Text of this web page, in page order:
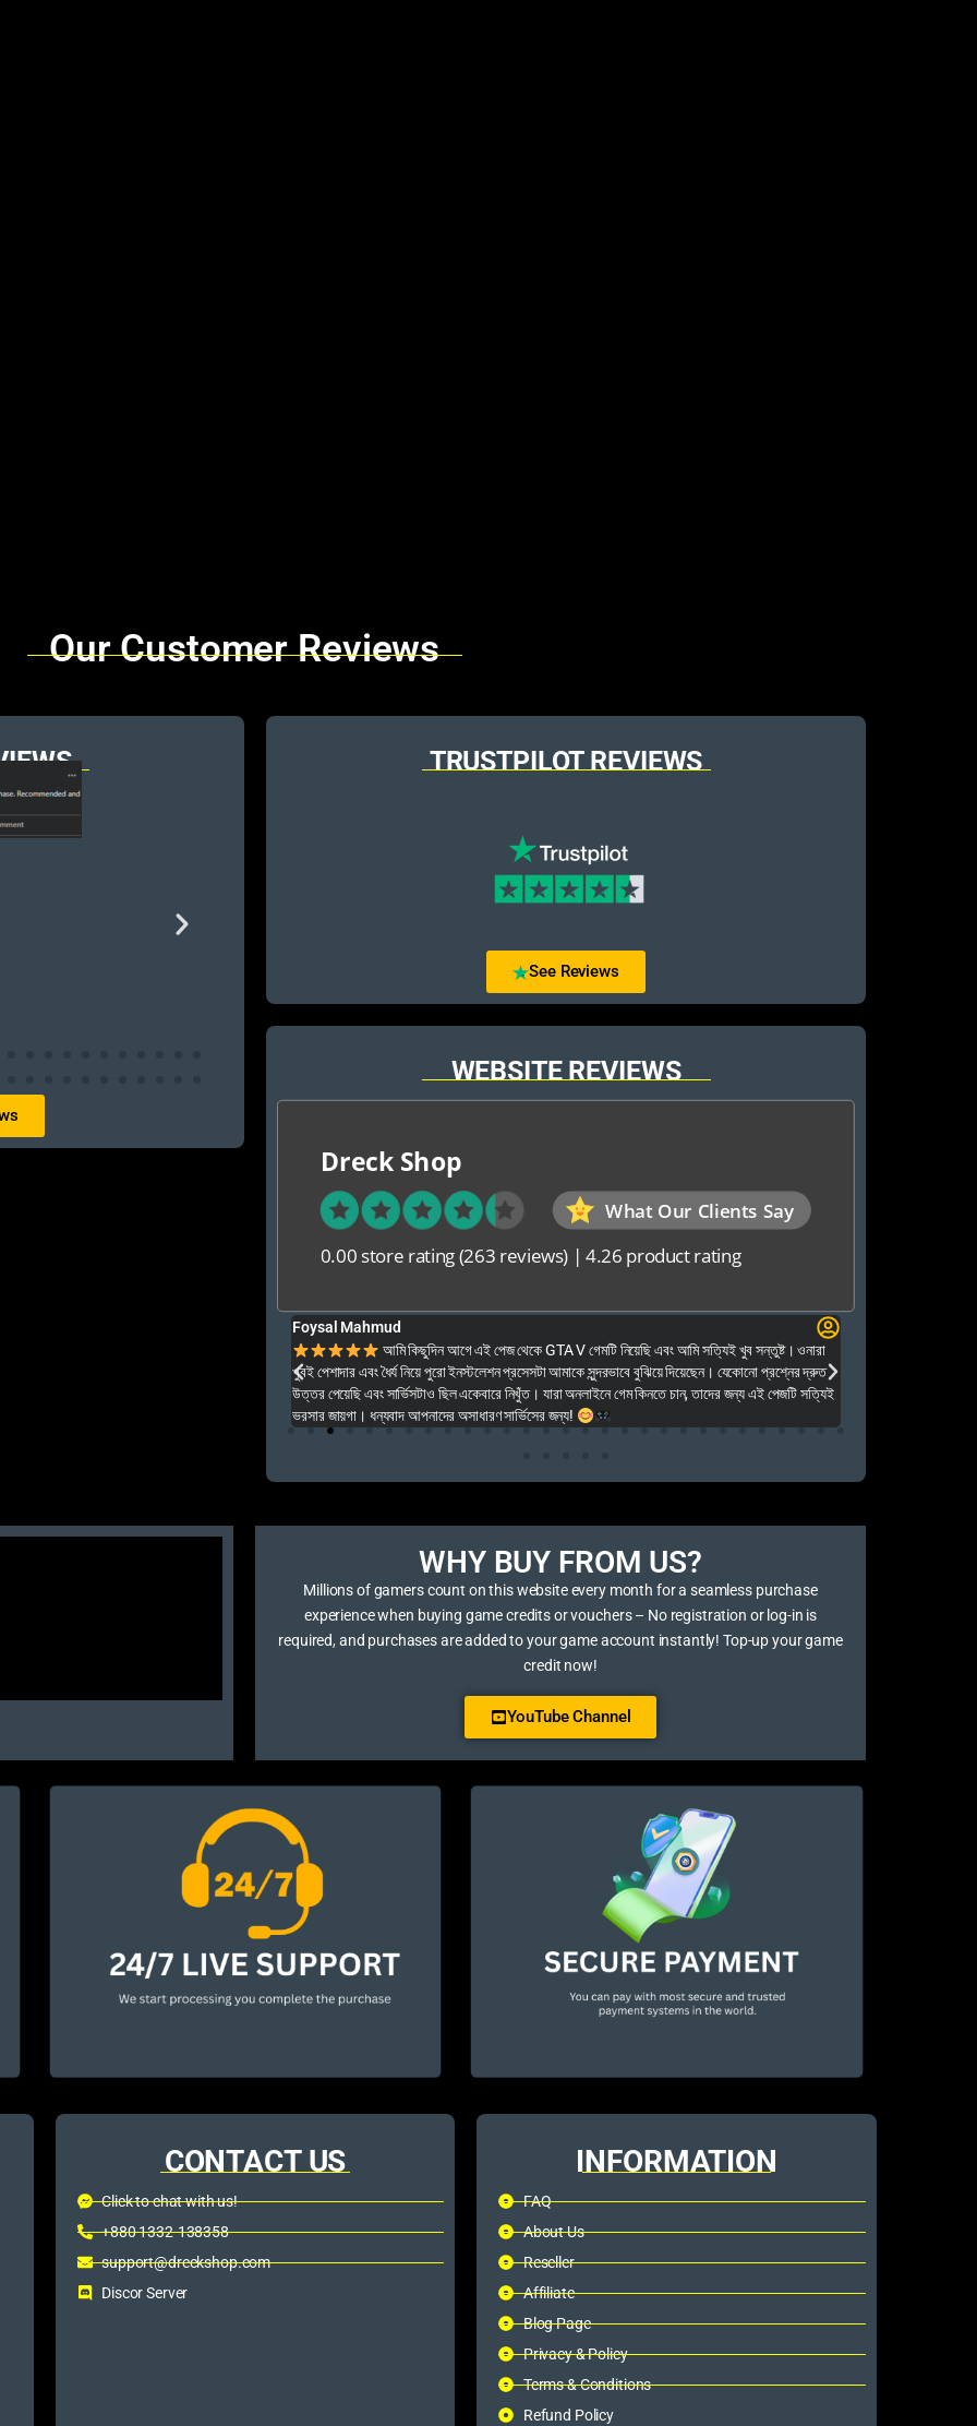
Our Customer Reviews
TRUSTPILOT REVIEWS
See Reviews
WEBSITE REVIEWS
Dreck Shop
What Our Clients Say
0.00 store rating(263 reviews) |4.26 product rating
Foysal Mahmud
আমি কিছুদিন আগে এই পেজ থেকে GTA V গেমটি নিয়েছি এবং আমি সত্যিই খুব সন্তুষ্ট। ওনারা
খুবই পেশাদার এবং ধৈর্য নিয়ে পুরো ইনস্টলেশন প্রসেসটা আমাকে সুন্দরভাবে বুঝিয়ে দিয়েছেন। যেকোনো প্রশ্নের দ্রুত
উত্তর পেয়েছি এবং সার্ভিসটাও ছিল একেবারে নিখুঁত। যারা অনলাইনে গেম কিনতে চান, তাদের জন্য এই পেজটি সত্যিই
ভরসার জায়গা। ধন্যবাদ আপনাদের অসাধারণ সার্ভিসের জন্য!
WHY BUY FROM US?​
Millions of gamers count on this website every month for a seamless purchase
experience when buying game credits or vouchers – No registration or log-in is
required, and purchases are added to your game account instantly! Top-up your game
credit now!
YouTube Channel
CONTACT US
Click to chat with us!
+880 1332-138358
support@dreckshop.com
Discor Server
INFORMATION
FAQ
About Us
Reseller
Affiliate
Blog Page
Privacy & Policy
Terms & Conditions
Refund Policy